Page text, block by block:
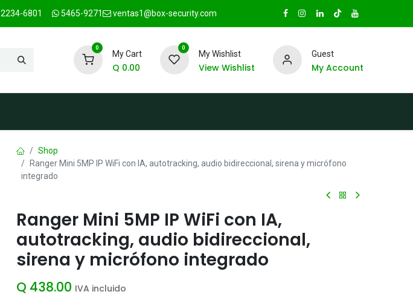
2234-6801 5465-9271 ventas1@box-security.com
0
My Cart
Q 0.00
0
My Wishlist
View Wishlist
Guest
My Account
Shop
Ranger Mini 5MP IP WiFi con IA, autotracking, audio bidireccional, sirena y micrófono
integrado
Ranger Mini 5MP IP WiFi con IA,
autotracking, audio bidireccional,
sirena y micrófono integrado
Q 438.00 IVA incluido